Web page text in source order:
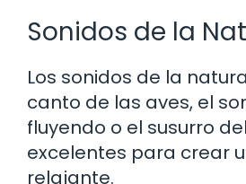
Sonidos de la
Los sonidos de la
canto de las aves, el
fluyendo o el susurro
excelentes para crear
relajante.